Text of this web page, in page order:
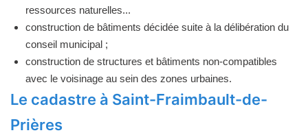
ressources naturelles...
construction de bâtiments décidée suite à la délibération du
conseil municipal ;
construction de structures et bâtiments non-compatibles
avec le voisinage au sein des zones urbaines.
Le cadastre à Saint-Fraimbault-de-
Prières